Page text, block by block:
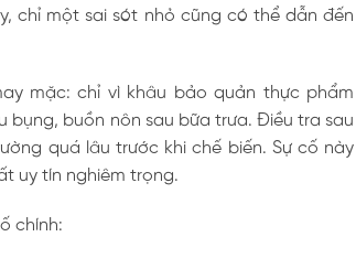
chỉ một sai sót nhỏ cũng có thể dẫn đến
mặc: chỉ vì khâu bảo quản thực phẩm
bụng, buồn nôn sau bữa trưa. Điều tra sau
quá lâu trước khi chế biến. Sự cố này
uy tín nghiêm trọng.
chính: